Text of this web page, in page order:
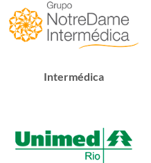
Intermédica